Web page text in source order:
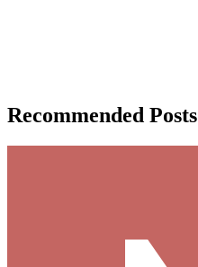
Recommended Posts